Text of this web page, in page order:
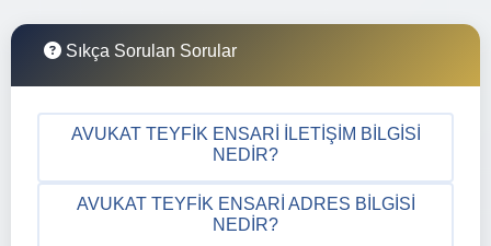
Sıkça Sorulan Sorular
AVUKAT TEYFIK ENSARI İLETIŞIM BILGISI
NEDIR?
AVUKAT TEYFIK ENSARI ADRES BILGISI
NEDIR?